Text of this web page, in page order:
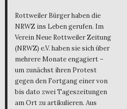
Rottweiler Bürger haben die
NRWZ ins Leben gerufen. Im
Verein Neue Rottweiler Zeitung
(NRWZ) e.V. haben sie sich über
mehrere Monate engagiert –
um zunächst ihren Protest
gegen den Fortgang einer von
bis dato zwei Tageszeitungen
am Ort zu artikulieren. Aus